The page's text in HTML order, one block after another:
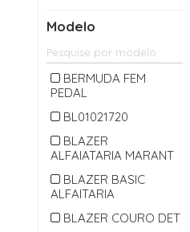
CINTO
COLETE
CONJUNTO
CROPPED
JAQUETA
JARDINEIRA
JEANS
Modelo
BERMUDA FEM
PEDAL
BL01021720
BLAZER
ALFAIATARIA MARANT
BLAZER BASIC
ALFAITARIA
BLAZER COURO DET